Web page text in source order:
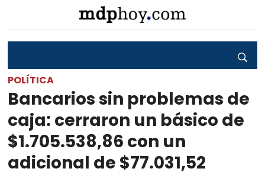
POLÍTICA
Bancarios sin problemas de
caja: cerraron un básico de
$1.705.538,86 con un
adicional de $77.031,52